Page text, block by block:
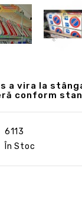
a vira la
conform
6113
În Stoc